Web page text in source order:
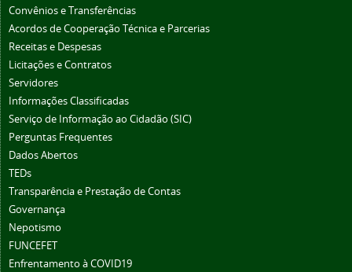
Convênios e Transferências
Acordos de Cooperação Técnica e Parcerias
Receitas e Despesas
Licitações e Contratos
Servidores
Informações Classificadas
Serviço de Informação ao Cidadão (SIC)
Perguntas Frequentes
Dados Abertos
TEDs
Transparência e Prestação de Contas
Governança
Nepotismo
FUNCEFET
Enfrentamento à COVID19